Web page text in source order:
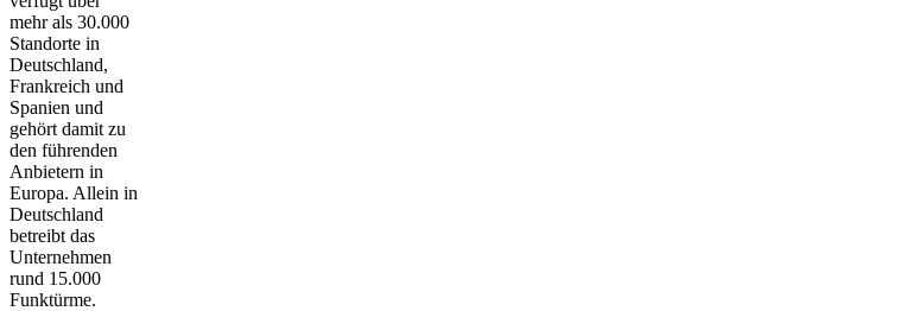
mehr als 30.000
Standorte in
Deutschland,
Frankreich und
Spanien und
gehört damit zu
den führenden
Anbietern in
Europa. Allein in
Deutschland
betreibt das
Unternehmen
rund 15.000
Funktürme.